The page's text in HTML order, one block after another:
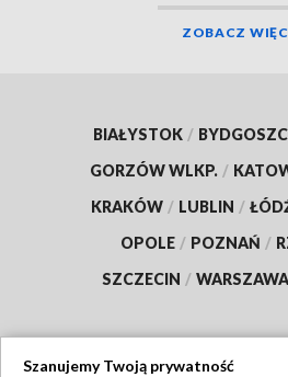
ZOBACZ
BIAŁYSTOK /
GORZÓW WLKP. /
KRAKÓW / LUBLIN /
OPOLE / POZNAŃ /
SZCZECIN / WARSZAWA
Szanujemy Twoją prywatność